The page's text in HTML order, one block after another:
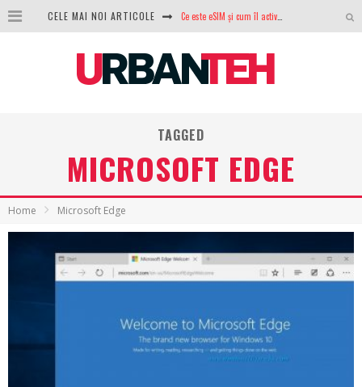
CELE MAI NOI ARTICOLE Ce este eSIM și cum îl activezi pe telefon? Ghid complet pentru Android și iPhone
TAGGED
MICROSOFT EDGE
Home Microsoft Edge